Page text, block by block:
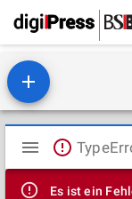
Mirador
Viewer
Es ist ein